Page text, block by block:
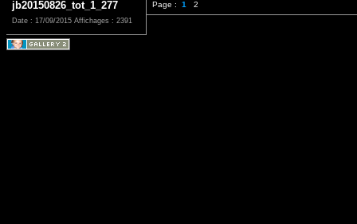
jb20150826_tot_1_277
Date : 17/09/2015 Affichages : 2391
Page : 1 2